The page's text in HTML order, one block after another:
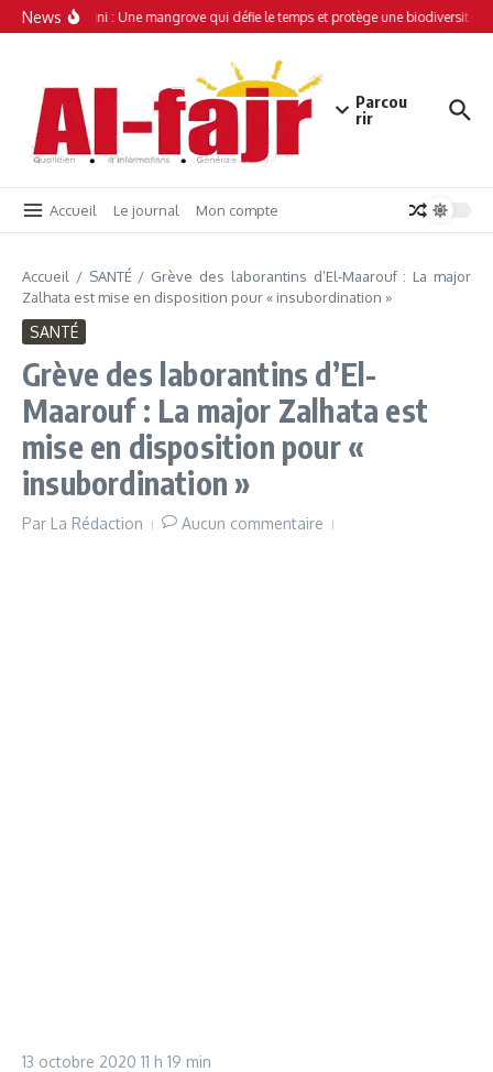
Aller au contenu
News
Simamboini : Une mangrove qui défie le temps et protège une biodiversité
Parcou
rir
Accueil Le journal Mon compte
Accueil / SANTÉ/ Grève des laborantins d’El-Maarouf : La major
Zalhata est mise en disposition pour « insubordination »
SANTÉ
Grève des laborantins d’El-
Maarouf : La major Zalhata est
mise en disposition pour «
insubordination »
Par La Rédaction Aucun commentaire
13 octobre 2020 11 h 19 min